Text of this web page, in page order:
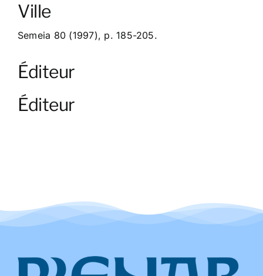
Ville
Semeia 80 (1997), p. 185-205.
Éditeur
Éditeur